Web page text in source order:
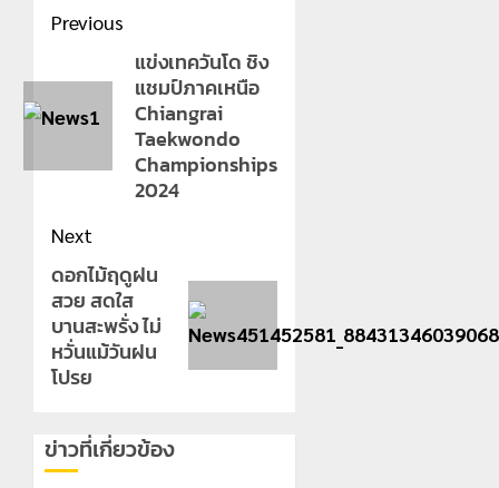
Post
navigation
Previous
แข่งเทควันโด ชิง
แชมป์ภาคเหนือ
Chiangrai
Taekwondo
Championships
2024
Next
Next
post:
ดอกไม้ฤดูฝน
สวย สดใส
บานสะพรั่ง ไม่
หวั่นแม้วันฝน
โปรย
ข่าวที่เกี่ยวข้อง